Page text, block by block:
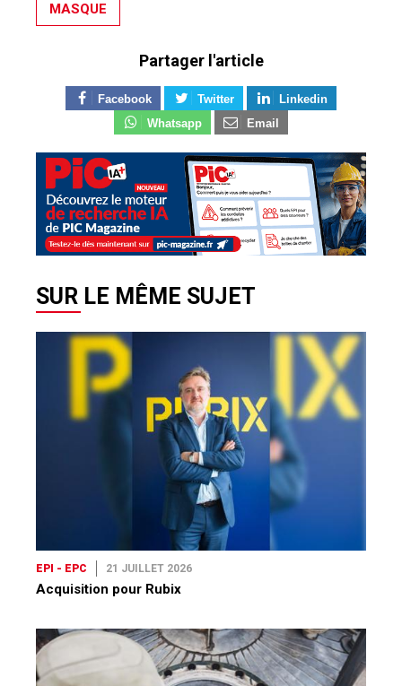
MASQUE
Partager l'article
Facebook Twitter
Linkedin
Whatsapp
Email
SUR LE MÊME SUJET
21 JUILLET 2026